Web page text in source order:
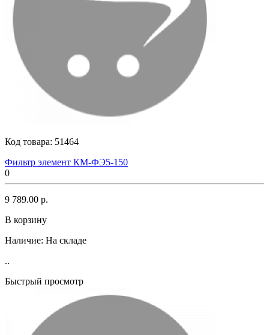
Код товара: 51464
Фильтр элемент КМ-ФЭ5-150
0
9 789.00 р.
В корзину
Наличие: На складе
..
Быстрый просмотр